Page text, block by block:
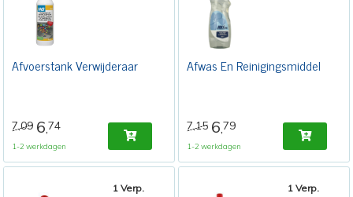
Afvoerstank Verwijderaar
7,09 6,74
1-2 werkdagen
Afwas En Reinigingsmiddel
7,15 6,79
1-2 werkdagen
1 Verp. 1 Verp.